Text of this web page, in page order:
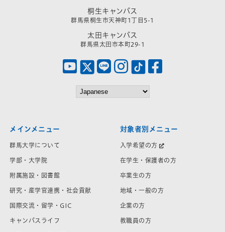
桐生キャンパス
群馬県桐生市天神町1丁目5-1
太田キャンパス
群馬県太田市本町29-1
メインメニュー
群馬大学について
学部・大学院
附属施設・図書館
研究・産学官連携・社会貢献
国際交流・留学・GIC
キャンパスライフ
対象者別メニュー
入学希望の方
在学生・保護者の方
卒業生の方
地域・一般の方
企業の方
教職員の方